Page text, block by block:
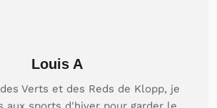
Louis A
Verts et des Reds de Klopp, je